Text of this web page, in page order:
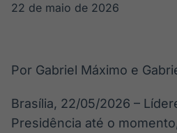
22 de maio de 2026
Por Gabriel Máximo e
Brasília, 22/05/2026 –
Presidência até o